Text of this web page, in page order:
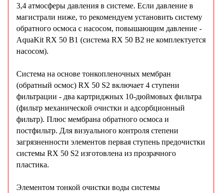
3,4 атмосферы давления в системе. Если давление в
магистрали ниже, то рекомендуем установить систему
обратного осмоса с насосом, повышающим давление -
AquaKit RX 50 B1 (система RX 50 B2 не комплектуется
насосом).
Система на основе тонкопленочных мембран
(обратный осмос) RX 50 S2 включает 4 ступени
фильтрации - два картриджных 10-дюймовых фильтра
(фильтр механической очистки и адсорбционный
фильтр). Плюс мембрана обратного осмоса и
постфильтр. Для визуального контроля степени
загрязненности элементов первая ступень предочистки
системы RX 50 S2 изготовлена из прозрачного
пластика.
Элементом тонкой очистки воды системы